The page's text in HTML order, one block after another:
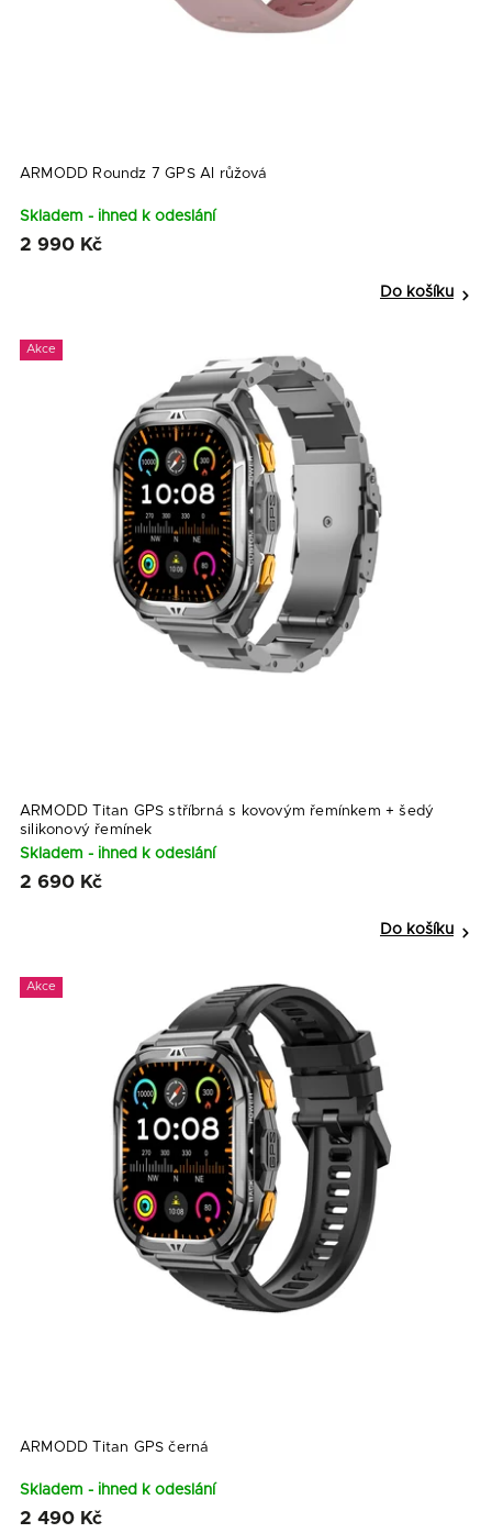
ARMODD Roundz 7 GPS AI růžová
Skladem - ihned k odeslání
2 990 Kč
Do košíku
Akce
ARMODD Titan GPS stříbrná s kovovým řemínkem + šedý
silikonový řemínek
Skladem - ihned k odeslání
2 690 Kč
Do košíku
Akce
ARMODD Titan GPS černá
Skladem - ihned k odeslání
2 490 Kč